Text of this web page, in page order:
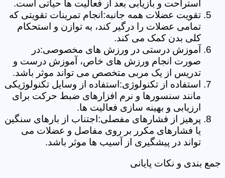
استراحت و بازیابی بعد از فعالیت ها حیاتی است.
تقویت عضلات همه جانبه:انجام تمرینات تقویتی که
تمامی عضلات را درگیر کند، به توازن و استحکام
کلی بدن کمک می کند.
آموزش درستی در ورزش های مخصوصی:در
صورت انجام ورزش های خاص، آموزش درست و
تدریس از یک مربی متخصص می تواند موثر باشد.
استفاده از تکنولوژی:استفاده از وسایل تکنولوژیکی
مانند سنسورها و نرم افزارهای ضبط حرکت برای
ارزیابی و بهینه سازی فعالیت ها.
پرهیز از فشارهای مفصلی:اجتناب از بارهای سنگین
یا فشارهای مکرر بر روی مفاصل و عضلات می
تواند در پیشگیری از آسیب ها موثر باشد.
جمع بندی و نکات پایانی